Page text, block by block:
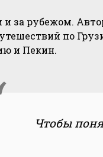
и за рубежом.
по
и Пекин.
Чтобы